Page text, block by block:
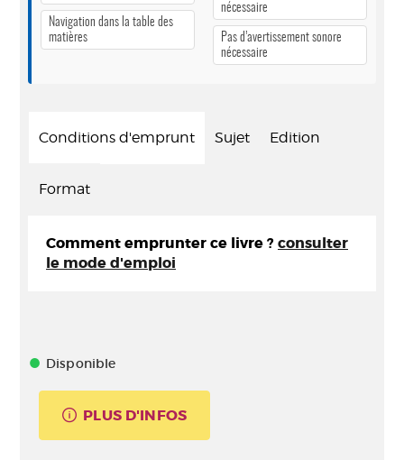
Navigation dans la table des
matières
nécessaire
Pas d’avertissement sonore
nécessaire
Conditions d'emprunt Sujet Edition
Format
Comment emprunter ce livre ? consulter
le mode d'emploi
Disponible
PLUS D'INFOS